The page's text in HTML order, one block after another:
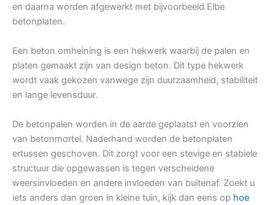
en daarna worden afgewerkt met bijvoorbeeld Elbe
betonplaten.
Een beton omheining is een hekwerk waarbij de palen en
platen gemaakt zijn van design beton. Dit type hekwerk
wordt vaak gekozen vanwege zijn duurzaamheid, stabiliteit
en lange levensduur.
De betonpalen worden in de aarde geplaatst en voorzien
van betonmortel. Naderhand worden de betonplaten
ertussen geschoven. Dit zorgt voor een stevige en stabiele
structuur die opgewassen is tegen verscheidene
weersinvloeden en andere invloeden van buitenaf. Zoekt u
iets anders dan groen in kleine tuin, kijk dan eens op hoe